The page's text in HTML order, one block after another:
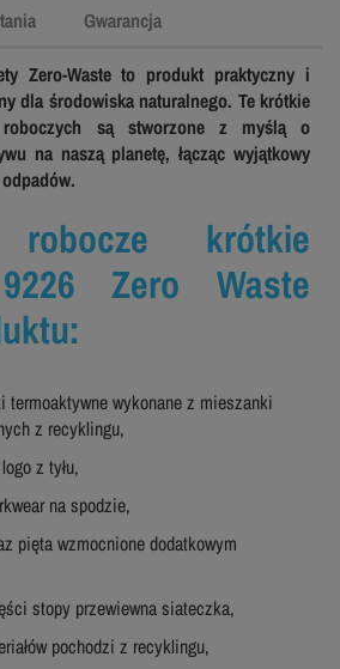
Gwarancja
Zero-Waste to produkt praktyczny i
dla środowiska naturalnego. Te krótkie
są stworzone z myślą o
na naszą planetę, łącząc wyjątkowy
robocze krótkie
Zero Waste
termoaktywne wykonane z mieszanki
z recyklingu,
z tyłu,
na spodzie,
pięta wzmocnione dodatkowym
stopy przewiewna siateczka,
pochodzi z recyklingu,